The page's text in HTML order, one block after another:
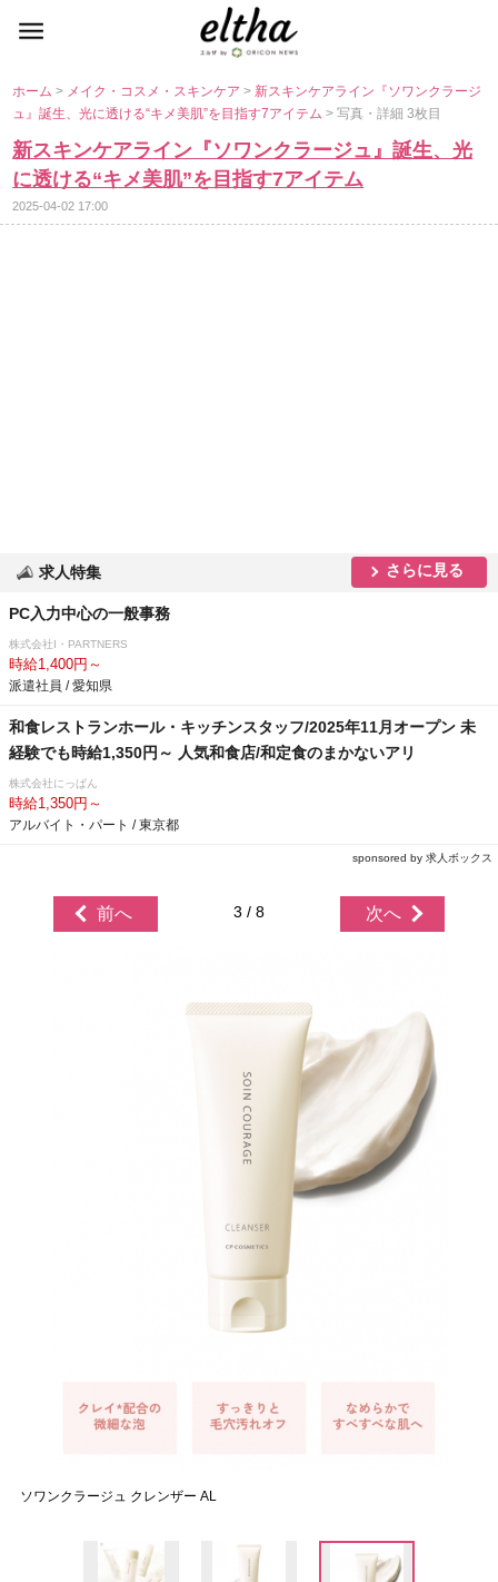
ホーム> メイク・コスメ・スキンケア> 新スキンケアライン『ソワンクラージ
ュ』誕生、光に透ける“キメ美肌”を目指す7アイテム> 写真・詳細 3枚目
新スキンケアライン『ソワンクラージュ』誕生、光
に透ける“キメ美肌”を目指す7アイテム
2025-04-02 17:00
求人特集 さらに見る
PC入力中心の一般事務
株式会社I・PARTNERS
時給1,400円～
派遣社員 / 愛知県
和食レストランホール・キッチンスタッフ/2025年11月オープン 未
経験でも時給1,350円～ 人気和食店/和定食のまかないアリ
株式会社にっぱん
時給1,350円～
アルバイト・パート / 東京都
sponsored by 求人ボックス
前へ 3 / 8 次へ
ソワンクラージュ クレンザー AL